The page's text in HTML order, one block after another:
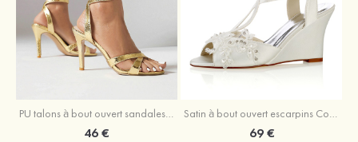
PU talons à bout ouvert sandales talon stiletto moderne chaussures
46 €
Satin à bout ouvert escarpins Compensés talon compensé chaussures de mariage
69 €